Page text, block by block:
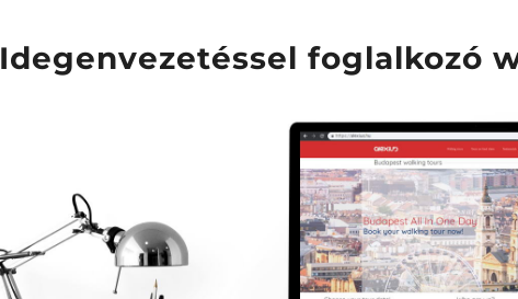
Idegenvezetéssel foglalkozó